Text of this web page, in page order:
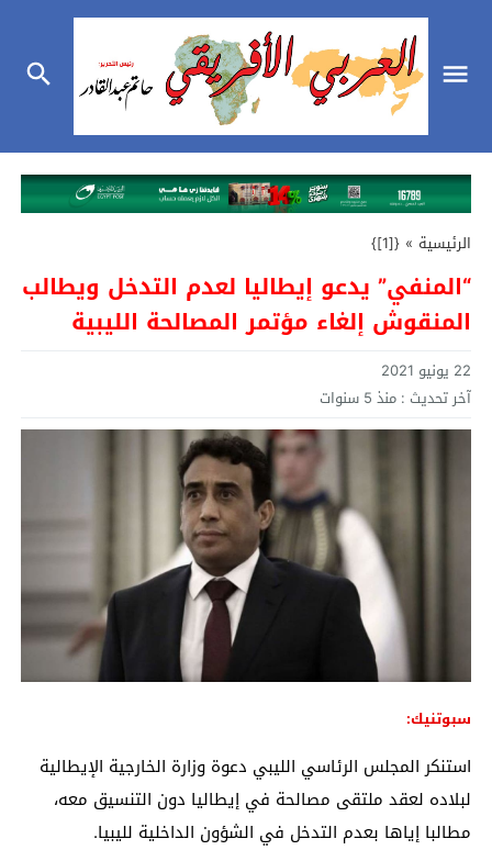
الرئيسية »
{[1]}
“المنفي” يدعو إيطاليا لعدم التدخل ويطالب
المنقوش إلغاء مؤتمر المصالحة الليبية
22 يونيو 2021
آخر تحديث : منذ 5 سنوات
سبوتنيك:
استنكر المجلس الرئاسي الليبي دعوة وزارة الخارجية الإيطالية
لبلاده لعقد ملتقى مصالحة في إيطاليا دون التنسيق معه،
مطالبا إياها بعدم التدخل في الشؤون الداخلية لليبيا.